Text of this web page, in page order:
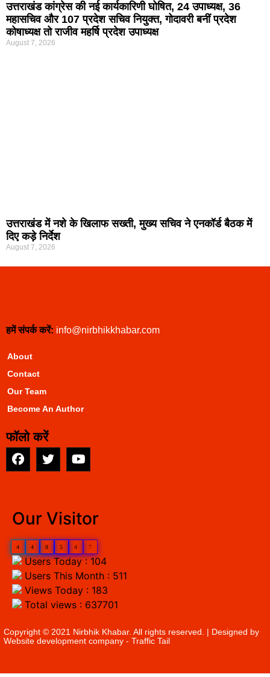
उत्तराखंड कांग्रेस की नई कार्यकारिणी घोषित, 24 उपाध्यक्ष, 36
महासचिव और 107 प्रदेश सचिव नियुक्त, गोदावरी बनीं प्रदेश
कोषाध्यक्ष तो राजीव महर्षि प्रदेश उपाध्यक्ष
August 7, 2026
उत्तराखंड में नशे के खिलाफ सख्ती, मुख्य सचिव ने एनकॉर्ड बैठक में
दिए कड़े निर्देश
August 7, 2026
हमें संपर्क करें: info@nirbhikkhabar.com
About
Contact
Our Team
Become An Author
फॉलो करें
Our Visitor
4 4 8 5 4 7
Users Today : 104
Users This Month : 511
Views Today : 183
Total views : 637701
Copyright © 2021 Nirbhik Khabar. All rights reserved. | Designed by
Website development company - Traffic Tail